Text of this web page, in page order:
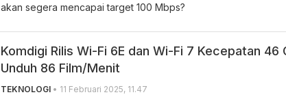
akan segera mencapai target 100 Mbps?
Komdigi Rilis Wi-Fi 6E dan Wi-Fi 7 Kecepatan 46
Unduh 86 Film/Menit
TEKNOLOGI • 11 Februari 2025, 11.47